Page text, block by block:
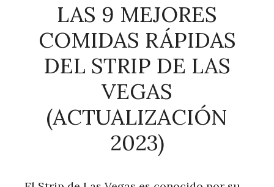
LAS 9 MEJORES
COMIDAS RÁPIDAS
DEL STRIP DE LAS
VEGAS
(ACTUALIZACIÓN
2023)